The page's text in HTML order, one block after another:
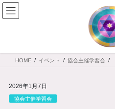
コ
ン
へ
ナ
ビ
ョ
HOME イベント 協会主催学習会
2026年1月7日
協会主催学習会